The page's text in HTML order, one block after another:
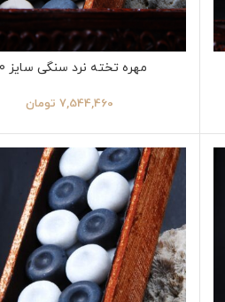
مهره تخته نرد سنگی سایز 50
7,544,460 تومان